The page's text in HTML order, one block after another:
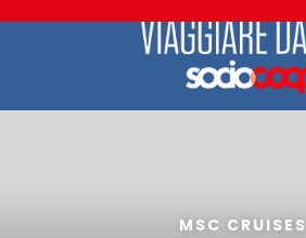
MSC CRUISES